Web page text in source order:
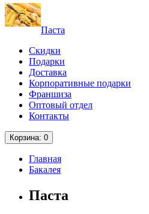
Паста
Скидки
Подарки
Доставка
Корпоративные подарки
Франшиза
Оптовый отдел
Контакты
Корзина: 0
Главная
Бакалея
Паста